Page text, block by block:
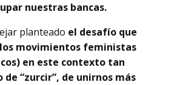
nuestras bancas.
planteado el desafío que
movimientos feministas
en este contexto tan
“zurcir”, de unirnos más